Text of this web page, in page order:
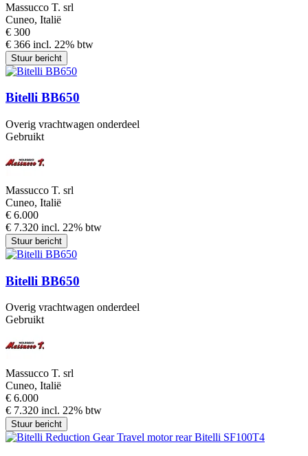
Massucco T. srl
Cuneo, Italië
€ 300
€ 366 incl. 22% btw
Stuur bericht
Bitelli BB650
Overig vrachtwagen onderdeel
Gebruikt
Massucco T. srl
Cuneo, Italië
€ 6.000
€ 7.320 incl. 22% btw
Stuur bericht
Bitelli BB650
Overig vrachtwagen onderdeel
Gebruikt
Massucco T. srl
Cuneo, Italië
€ 6.000
€ 7.320 incl. 22% btw
Stuur bericht